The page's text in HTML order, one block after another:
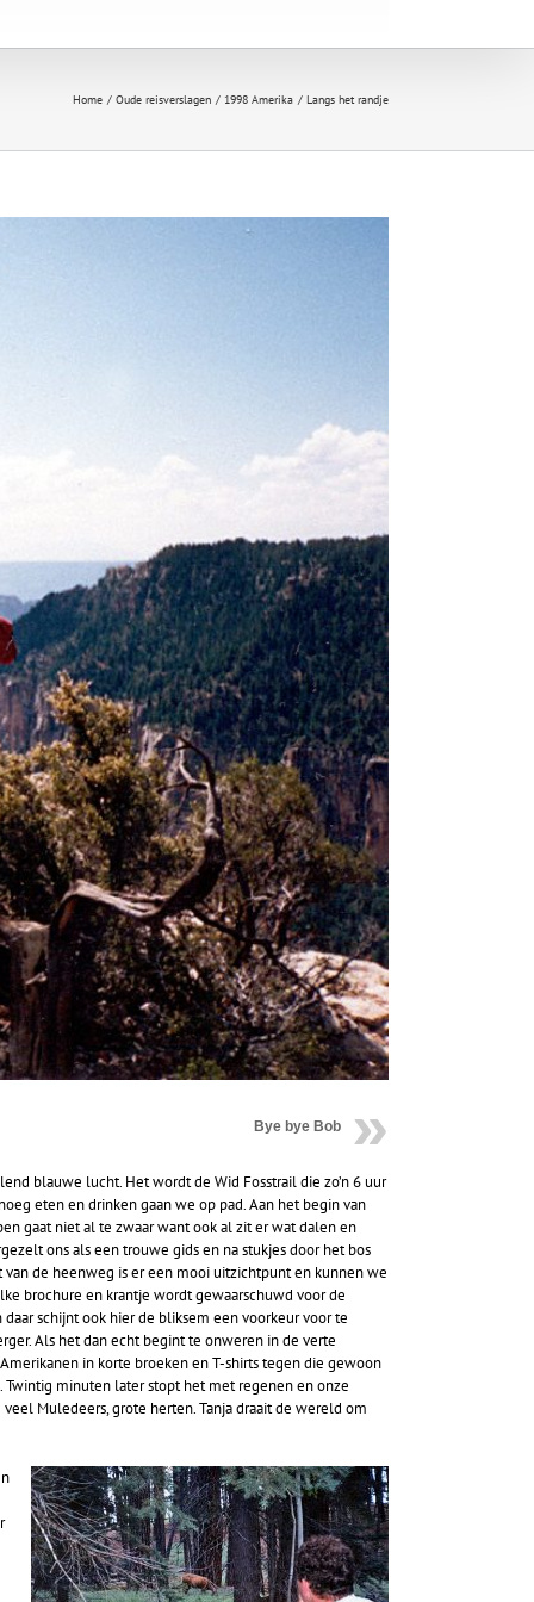
Home Oude reisverslagen 1998 Amerika Langs het randje
Bye bye Bob
blauwe lucht. Het wordt de Wid Fosstrail die zo’n 6 uur
eten en drinken gaan we op pad. Aan het begin van
gaat niet al te zwaar want ook al zit er wat dalen en
ons als een trouwe gids en na stukjes door het bos
de heenweg is er een mooi uitzichtpunt en kunnen we
brochure en krantje wordt gewaarschuwd voor de
schijnt ook hier de bliksem een voorkeur voor te
Als het dan echt begint te onweren in de verte
in korte broeken en T-shirts tegen die gewoon
minuten later stopt het met regenen en onze
Muledeers, grote herten. Tanja draait de wereld om